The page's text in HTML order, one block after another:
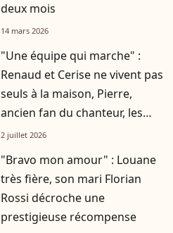
deux mois
14 mars 2026
"Une équipe qui marche" :
Renaud et Cerise ne vivent pas
seuls à la maison, Pierre,
ancien fan du chanteur, les
accompagne au quotidien
2 juillet 2026
"Bravo mon amour" : Louane
très fière, son mari Florian
Rossi décroche une
prestigieuse récompense